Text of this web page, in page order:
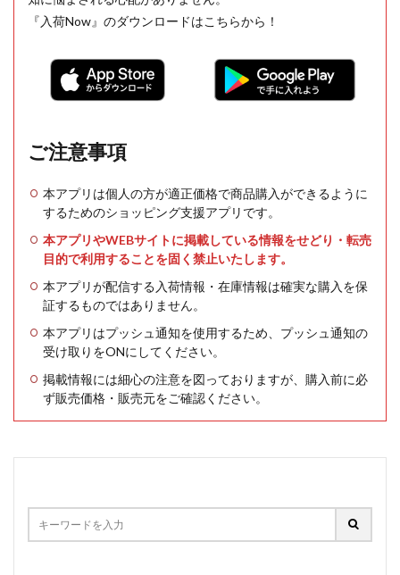
『入荷Now』のダウンロードはこちらから！
ご注意事項
本アプリは個人の方が適正価格で商品購入ができるように
するためのショッピング支援アプリです。
本アプリやWEBサイトに掲載している情報をせどり・転売
目的で利用することを固く禁止いたします。
本アプリが配信する入荷情報・在庫情報は確実な購入を保
証するものではありません。
本アプリはプッシュ通知を使用するため、プッシュ通知の
受け取りをONにしてください。
掲載情報には細心の注意を図っておりますが、購入前に必
ず販売価格・販売元をご確認ください。